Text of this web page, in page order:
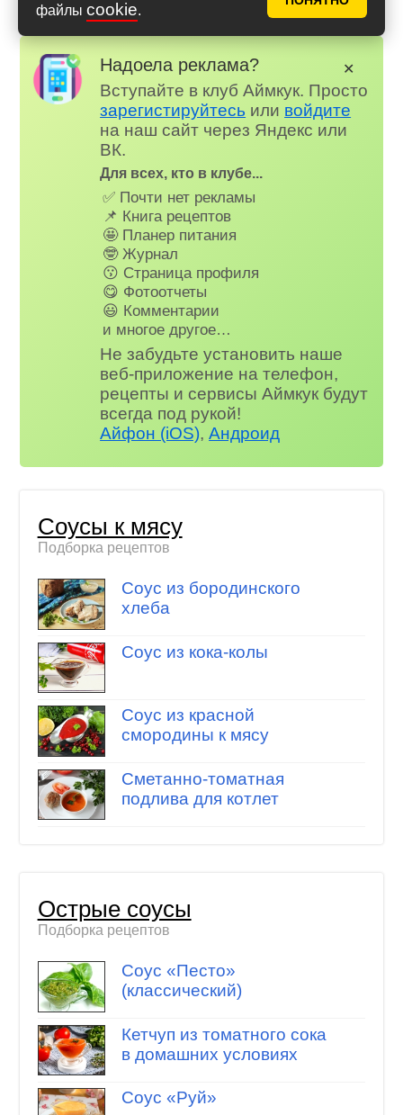
файлы cookie.
Российском мессенджере MAX
Надоела реклама?
Вступайте в клуб Аймкук. Просто
зарегистируйтесь или войдите
на наш сайт через Яндекс или
ВК.
Для всех, кто в клубе...
✅ Почти нет рекламы
📌 Книга рецептов
🤩 Планер питания
🤓 Журнал
😗 Страница профиля
😋 Фотоотчеты
😃 Комментарии
и многое другое…
Не забудьте установить наше
веб-приложение на телефон,
рецепты и сервисы Аймкук будут
всегда под рукой!
Айфон (iOS),Андроид
✕
Соусы к мясу
Подборка рецептов
Соус из бородинского
хлеба
Соус из кока-колы
Соус из красной
смородины к мясу
Сметанно-томатная
подлива для котлет
Острые соусы
Подборка рецептов
Соус «Песто»
(классический)
Кетчуп из томатного сока
в домашних условиях
Соус «Руй»